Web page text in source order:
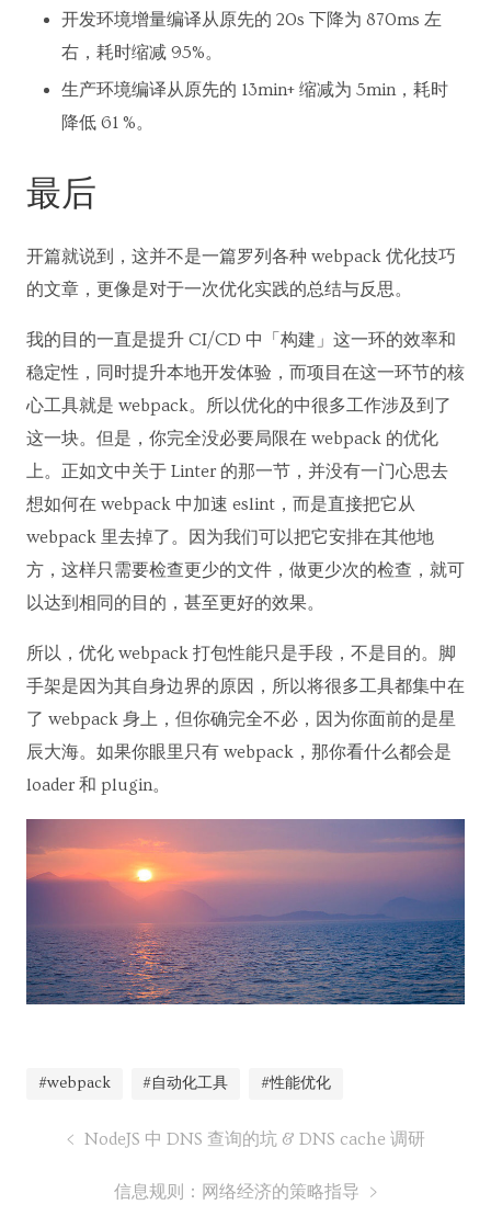
开发环境增量编译从原先的 20s 下降为 870ms 左
右，耗时缩减 95%。
生产环境编译从原先的 13min+ 缩减为 5min，耗时
降低 61 %。
最后
开篇就说到，这并不是一篇罗列各种 webpack 优化技巧
的文章，更像是对于一次优化实践的总结与反思。
我的目的一直是提升 CI/CD 中「构建」这一环的效率和
稳定性，同时提升本地开发体验，而项目在这一环节的核
心工具就是 webpack。所以优化的中很多工作涉及到了
这一块。但是，你完全没必要局限在 webpack 的优化
上。正如文中关于 Linter 的那一节，并没有一门心思去
想如何在 webpack 中加速 eslint，而是直接把它从
webpack 里去掉了。因为我们可以把它安排在其他地
方，这样只需要检查更少的文件，做更少次的检查，就可
以达到相同的目的，甚至更好的效果。
所以，优化 webpack 打包性能只是手段，不是目的。脚
手架是因为其自身边界的原因，所以将很多工具都集中在
了 webpack 身上，但你确完全不必，因为你面前的是星
辰大海。如果你眼里只有 webpack，那你看什么都会是
loader 和 plugin。
#webpack #自动化工具 #性能优化
NodeJS 中 DNS 查询的坑 & DNS cache 调研
信息规则：网络经济的策略指导